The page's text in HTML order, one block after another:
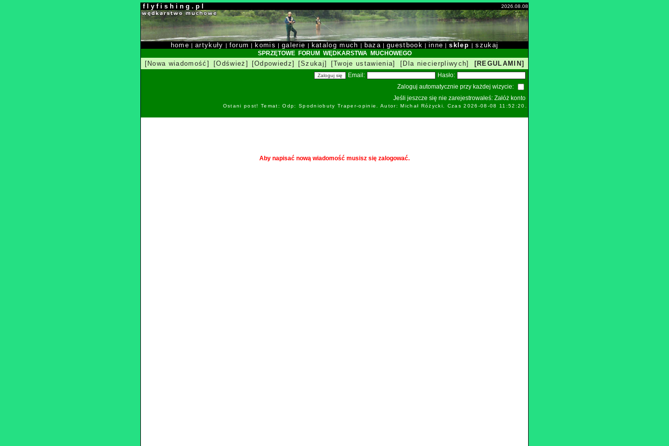
f l y f i s h i n g . p l 2026.08.08
home |artykuły | forum | komis |galerie | katalog much | baza | guestbook | inne |sklep |szukaj
SPRZĘTOWE FORUM WĘDKARSTWA MUCHOWEGO
[Nowa wiadomość] [Odśwież] [Odpowiedz] [Szukaj] [Twoje ustawienia] [Dla niecierpliwych] [REGULAMIN]
Email:
Hasło:
Zaloguj automatycznie przy każdej wizycie:
Jeśli jeszcze się nie zarejestrowałeś: Załóż konto
Ostani post! Temat: Odp: Spodniobuty Traper-opinie. Autor: Michał Różycki. Czas 2026-08-08 11:52:20.
Aby napisać nową wiadomość musisz się zalogować.